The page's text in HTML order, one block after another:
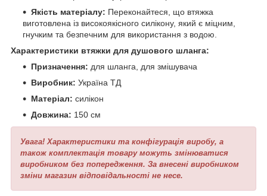
Якість матеріалу: Переконайтеся, що втяжка
виготовлена ​​із високоякісного силікону, який є міцним,
гнучким та безпечним для використання з водою.
Характеристики втяжки для душового шланга:
Призначення: для шланга, для змішувача
Виробник: Україна ТД
Матеріал: силікон
Довжина: 150 см
Увага! Характеристики та конфігурація виробу, а
також комплектація товару можуть змінюватися
виробником без попередження. За внесені виробником
зміни магазин відповідальності не несе.